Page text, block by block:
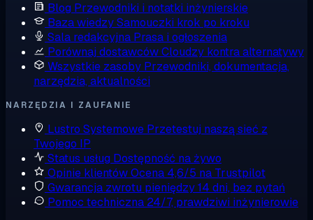
Blog Przewodniki i notatki inżynierskie
Baza wiedzySamouczki krok po kroku
Sala redakcyjna Prasa i ogłoszenia
Porównaj dostawcówCloudzy kontra alternatywy
Wszystkie zasoby Przewodniki, dokumentacja,
narzędzia, aktualności
NARZĘDZIA I ZAUFANIE
Lustro Systemowe Przetestuj naszą sieć z
Twojego IP
Status usług Dostępność na żywo
Opinie klientówOcena 4,6/5 na Trustpilot
Gwarancja zwrotu pieniędzy14 dni, bez pytań
Pomoc techniczna 24/7, prawdziwi inżynierowie